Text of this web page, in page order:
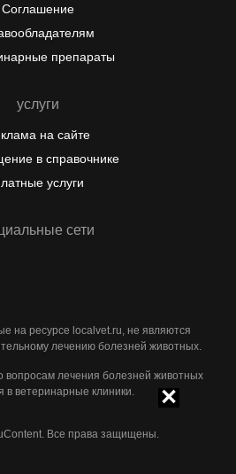
на ресурсе localvet.ru, не являются
лечению болезней животных.
вопросам лечения болезней животных
в ветеринарные клиники.
Все права защищены.
сети
Соглашение
препараты
услуги
на сайте
в справочнике
услуги